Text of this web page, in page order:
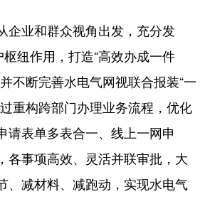
业和群众视角出发，充分发
枢纽作用，打造“高效办成一件
不断完善水电气网视联合报装“一
重构跨部门办理业务流程，优化
请表单多表合一、线上一网申
各事项高效、灵活并联审批，大
、减材料、减跑动，实现水电气